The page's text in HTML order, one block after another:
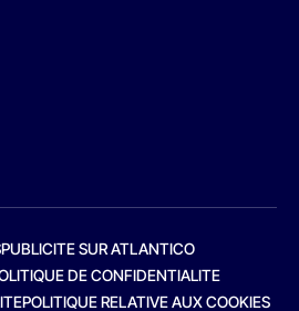
PUBLICITE SUR ATLANTICO
DE CONFIDENTIALITE
POLITIQUE RELATIVE AUX COOKIES